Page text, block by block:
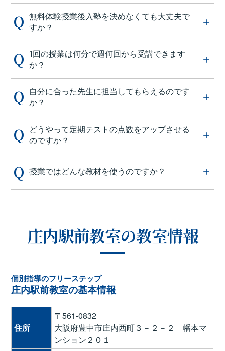
無料体験授業後入塾を決めなくても大丈夫で
すか？
1回の授業は何分で週何回から受講できます
か？
自分に合った先生に担当してもらえるのです
か？
どうやって定期テストの点数をアップさせる
のですか？
授業ではどんな教材を使うのですか？
庄内駅前教室の教室情報
個別指導のフリーステップ
庄内駅前教室の基本情報
住所
〒561-0832
大阪府豊中市庄内西町３－２－２ 幡本マ
ンション２０１